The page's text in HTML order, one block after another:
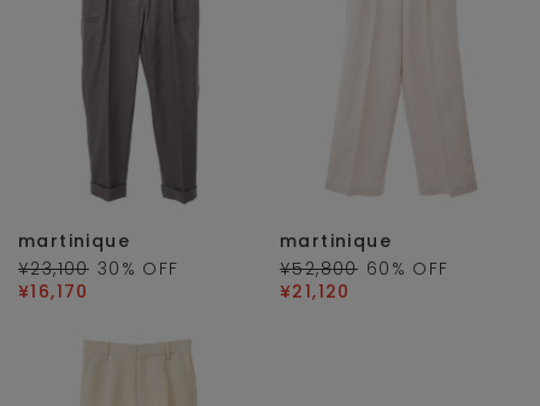
martinique
¥23,100 30 % OFF
¥16,170
martinique
¥52,800 60 % OFF
¥21,120